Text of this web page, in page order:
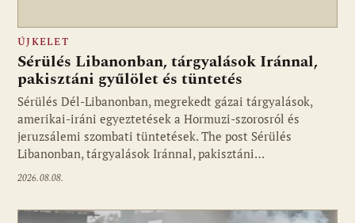
ÚJKELET
Sérülés Libanonban, tárgyalások Iránnal,
pakisztáni gyűlölet és tüntetés
Sérülés Dél-Libanonban, megrekedt gázai tárgyalások,
amerikai-iráni egyeztetések a Hormuzi-szorosról és
jeruzsálemi szombati tüntetések. The post Sérülés
Libanonban, tárgyalások Iránnal, pakisztáni…
2026.08.08.